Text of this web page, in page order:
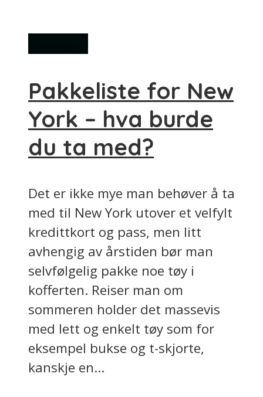
Pakkeliste for New
York – hva burde
du ta med?
Det er ikke mye man behøver å ta
med til New York utover et velfylt
kredittkort og pass, men litt
avhengig av årstiden bør man
selvfølgelig pakke noe tøy i
kofferten. Reiser man om
sommeren holder det massevis
med lett og enkelt tøy som for
eksempel bukse og t-skjorte,
kanskje en...